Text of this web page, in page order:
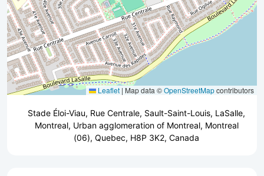
Leaflet | Map data ©OpenStreetMapcontributors
Stade Éloi-Viau, Rue Centrale, Sault-Saint-Louis, LaSalle,
Montreal, Urban agglomeration of Montreal, Montreal
(06), Quebec, H8P 3K2, Canada